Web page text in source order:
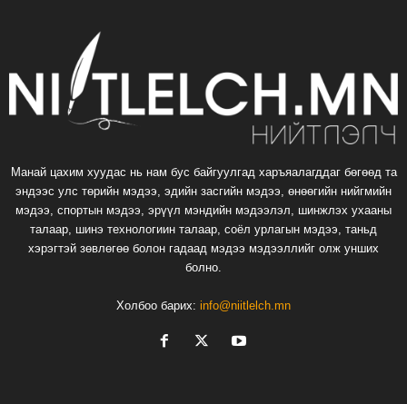
Манай цахим хуудас нь нам бус байгуулгад харъяалагддаг бөгөөд та
эндээс улс төрийн мэдээ, эдийн засгийн мэдээ, өнөөгийн нийгмийн
мэдээ, спортын мэдээ, эрүүл мэндийн мэдээлэл, шинжлэх ухааны
талаар, шинэ технологиин талаар, соёл урлагын мэдээ, таньд
хэрэгтэй зөвлөгөө болон гадаад мэдээ мэдээллийг олж унших
болно.
Холбоо барих: info@niitlelch.mn